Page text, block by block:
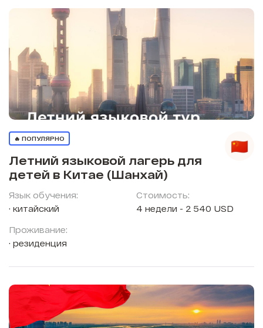
🔥 ПОПУЛЯРНО
Летний языковой лагерь для
детей в Китае (Шанхай)
Язык обучения:
китайский
Проживание:
резиденция
Стоимость:
4 недели - 2 540 USD